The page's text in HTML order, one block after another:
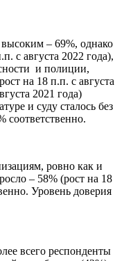
высоким – 69%, однако
с августа 2022 года),
и полиции,
на 18 п.п. с августа
2021 года)
и суду сталось без
соответственно.
ровно как и
– 58% (рост на 18
Уровень доверия
всего респонденты